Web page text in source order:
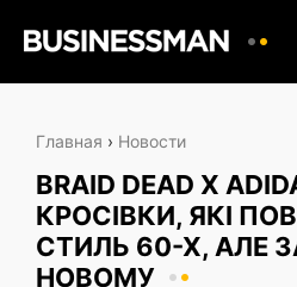
Главная › Новости
BRAID DEAD X
КРОСІВКИ, ЯКІ
СТИЛЬ 60-Х, АЛЕ
НОВОМУ